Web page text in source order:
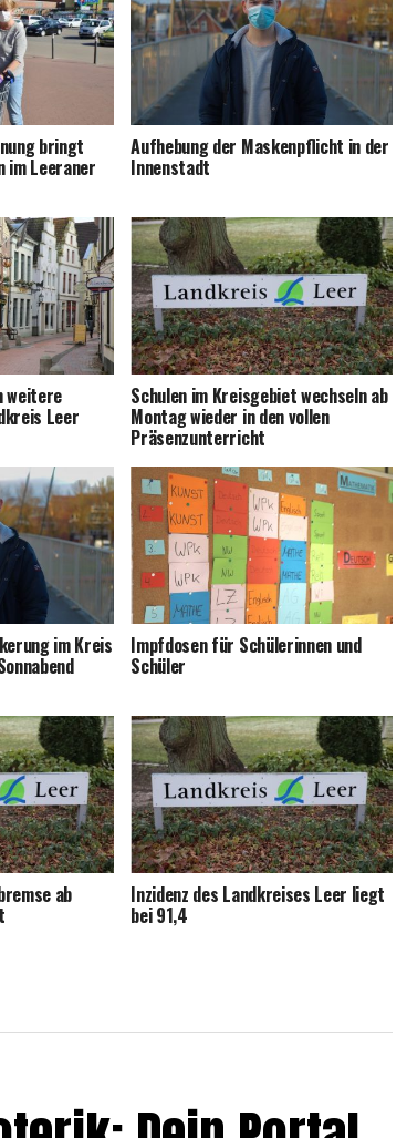
bringt
im Leera­ner
Auf­he­bung der Mas­ken­pflicht in der
Innenstadt
wei­te­re
Leer
Schu­len im Kreis­ge­biet wech­seln ab
Mon­tag wie­der in den vol­len
Präsenzunterricht
im Kreis Impf­do­sen für Schü­le­rin­nen und
Schüler
ab Inzi­denz des Land­krei­ses Leer liegt
bei 91,4